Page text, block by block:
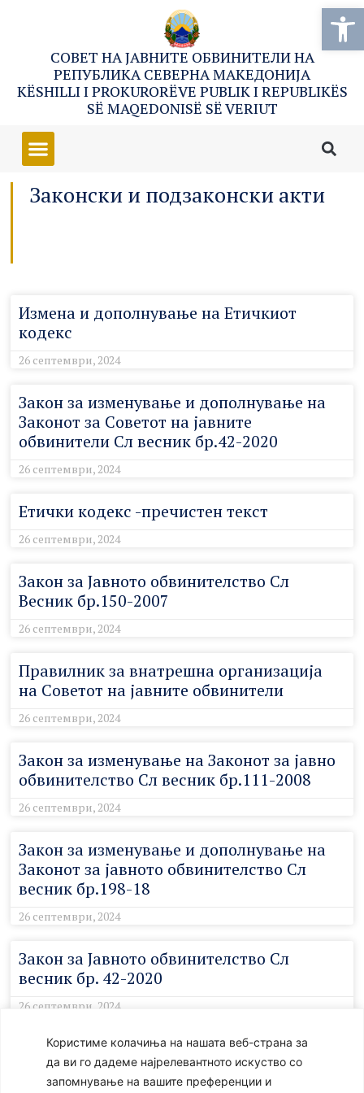
Користиме колачиња на нашата веб-страна за
да ви го дадеме најрелевантното искуство со
запомнување на вашите преференции и
СОВЕТ НА ЈАВНИТЕ ОБВИНИТЕЛИ НА
РЕПУБЛИКА СЕВЕРНА МАКЕДОНИЈА
KËSHILLI I PROKURORËVE PUBLIK I REPUBLIKËS
SË MAQEDONISË SË VERIUT
Законски и подзаконски акти
Измена и дополнување на Етичкиот
кодекс
26 септември, 2024
Закон за изменување и дополнување на
Законот за Советот на јавните
обвинители Сл весник бр.42-2020
26 септември, 2024
Етички кодекс -пречистен текст
26 септември, 2024
Закон за Јавното обвинителство Сл
Весник бр.150-2007
26 септември, 2024
Правилник за внатрешна организација
на Советот на јавните обвинители
26 септември, 2024
Закон за изменување на Законот за јавно
обвинителство Сл весник бр.111-2008
26 септември, 2024
Закон за изменување и дополнување на
Законот за јавното обвинителство Сл
весник бр.198-18
26 септември, 2024
Закон за Јавното обвинителство Сл
весник бр. 42-2020
26 септември, 2024
Акт за внатрешна организација на
Советот на јавните обвинители 2008 г